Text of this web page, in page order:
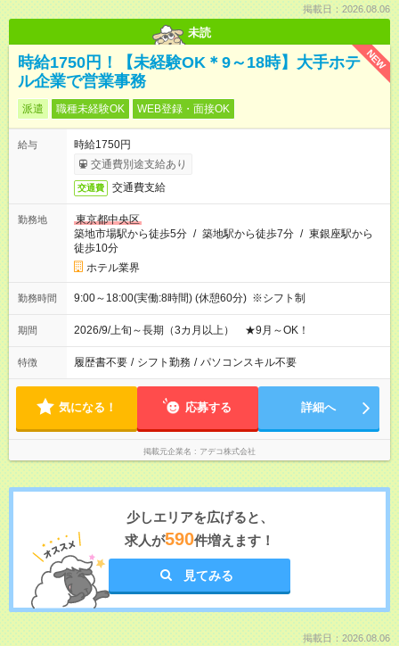
掲載日：2026.08.06
未読
NEW
時給1750円！【未経験OK＊9～18時】大手ホテ
ル企業で営業事務
派遣 職種未経験OK WEB登録・面接OK
給与
時給1750円
交通費別途支給あり
交通費 交通費支給
勤務地
東京都中央区
築地市場駅から徒歩5分 / 築地駅から徒歩7分 / 東銀座駅から
徒歩10分
ホテル業界
勤務時間 9:00～18:00(実働:8時間) (休憩60分) ※シフト制
期間 2026/9/上旬～長期（3カ月以上） ★9月～OK！
特徴 履歴書不要 / シフト勤務 / パソコンスキル不要
気になる！ 応募する 詳細へ
掲載元企業名 アデコ株式会社
少しエリアを広げると、
求人が590件増えます！
見てみる
掲載日：2026.08.06